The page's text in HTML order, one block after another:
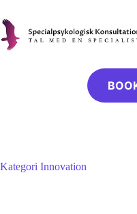
til
indhold
Kategori Innovation